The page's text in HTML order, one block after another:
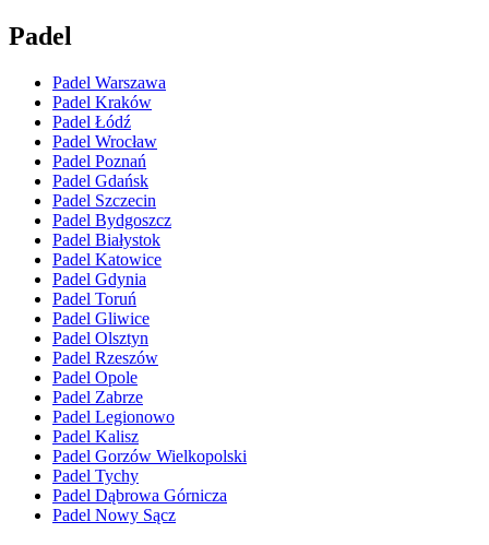
Padel
Padel Warszawa
Padel Kraków
Padel Łódź
Padel Wrocław
Padel Poznań
Padel Gdańsk
Padel Szczecin
Padel Bydgoszcz
Padel Białystok
Padel Katowice
Padel Gdynia
Padel Toruń
Padel Gliwice
Padel Olsztyn
Padel Rzeszów
Padel Opole
Padel Zabrze
Padel Legionowo
Padel Kalisz
Padel Gorzów Wielkopolski
Padel Tychy
Padel Dąbrowa Górnicza
Padel Nowy Sącz